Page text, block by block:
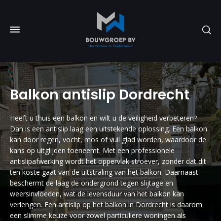
Balkon antislip Dordrecht
Heeft u thuis een balkon en wilt u de veiligheid verbeteren?
Dan is een antislip laag een uitstekende oplossing. Een balkon
kan door regen, vocht, mos of vuil glad worden, waardoor de
kans op uitglijden toeneemt. Met een professionele
antislipafwerking wordt het oppervlak stroever, zonder dat dit
ten koste gaat van de uitstraling van het balkon. Daarnaast
beschermt de laag de ondergrond tegen slijtage en
weersinvloeden, wat de levensduur van het balkon kan
verlengen. Een antislip op het balkon in Dordrecht is daarom
een slimme keuze voor zowel particuliere woningen als